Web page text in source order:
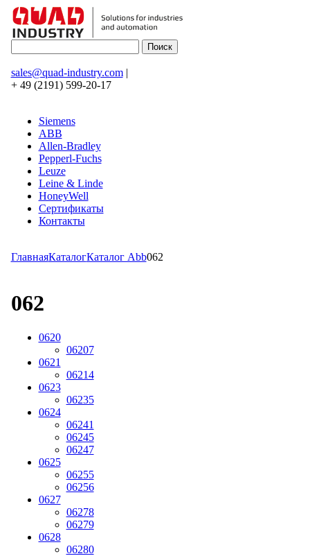
sales@quad-industry.com|
+ 49 (2191) 599-20-17
Siemens
ABB
Allen-Bradley
Pepperl-Fuchs
Leuze
Leine & Linde
HoneyWell
Сертификаты
Контакты
ГлавнаяКаталогКаталог Abb062
062
0620
06207
0621
06214
0623
06235
0624
06241
06245
06247
0625
06255
06256
0627
06278
06279
0628
06280